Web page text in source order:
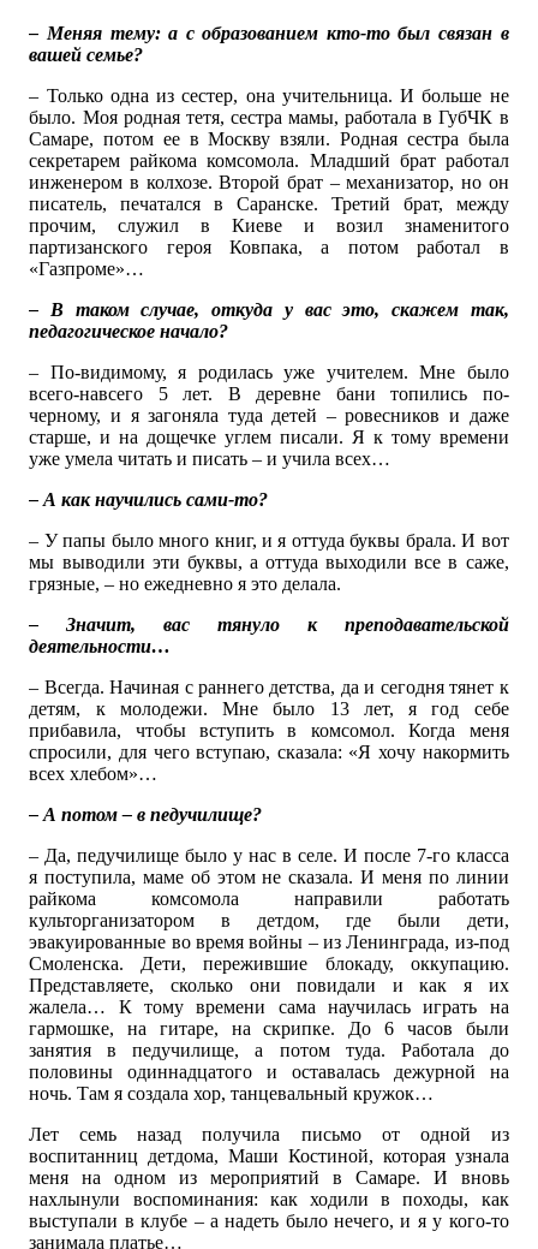
– Меняя тему: а с образованием кто-то был связан в
вашей семье?
– Только одна из сестер, она учительница. И больше не
было. Моя родная тетя, сестра мамы, работала в ГубЧК в
Самаре, потом ее в Москву взяли. Родная сестра была
секретарем райкома комсомола. Младший брат работал
инженером в колхозе. Второй брат – механизатор, но он
писатель, печатался в Саранске. Третий брат, между
прочим, служил в Киеве и возил знаменитого
партизанского героя Ковпака, а потом работал в
«Газпроме»…
– В таком случае, откуда у вас это, скажем так,
педагогическое начало?
– По-видимому, я родилась уже учителем. Мне было
всего-навсего 5 лет. В деревне бани топились по-
черному, и я загоняла туда детей – ровесников и даже
старше, и на дощечке углем писали. Я к тому времени
уже умела читать и писать – и учила всех…
– А как научились сами-то?
– У папы было много книг, и я оттуда буквы брала. И вот
мы выводили эти буквы, а оттуда выходили все в саже,
грязные, – но ежедневно я это делала.
– Значит, вас тянуло к преподавательской
деятельности…
– Всегда. Начиная с раннего детства, да и сегодня тянет к
детям, к молодежи. Мне было 13 лет, я год себе
прибавила, чтобы вступить в комсомол. Когда меня
спросили, для чего вступаю, сказала: «Я хочу накормить
всех хлебом»…
– А потом – в педучилище?
– Да, педучилище было у нас в селе. И после 7-го класса
я поступила, маме об этом не сказала. И меня по линии
райкома комсомола направили работать
культорганизатором в детдом, где были дети,
эвакуированные во время войны – из Ленинграда, из-под
Смоленска. Дети, пережившие блокаду, оккупацию.
Представляете, сколько они повидали и как я их
жалела… К тому времени сама научилась играть на
гармошке, на гитаре, на скрипке. До 6 часов были
занятия в педучилище, а потом туда. Работала до
половины одиннадцатого и оставалась дежурной на
ночь. Там я создала хор, танцевальный кружок…
Лет семь назад получила письмо от одной из
воспитанниц детдома, Маши Костиной, которая узнала
меня на одном из мероприятий в Самаре. И вновь
нахлынули воспоминания: как ходили в походы, как
выступали в клубе – а надеть было нечего, и я у кого-то
занимала платье…